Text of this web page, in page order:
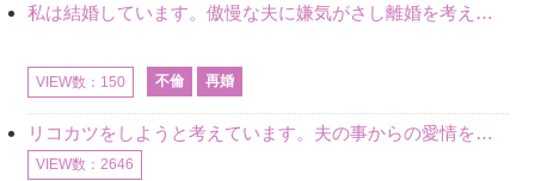
私は結婚しています。傲慢な夫に嫌気がさし離婚を考えていたときに、彼と出会いました。彼には恋人がいましたが、話をするうちに、夫とのことを相談するようにな
VIEW数：150 不倫 再婚
リコカツをしようと考えています。夫の事からの愛情を全く感じません。子供がいるので、子供が成長するまではと我慢しています。 まず、お金が必要だと考え、仕事の量も増やしました。ところが、夫は働かず、結局は
VIEW数：2646